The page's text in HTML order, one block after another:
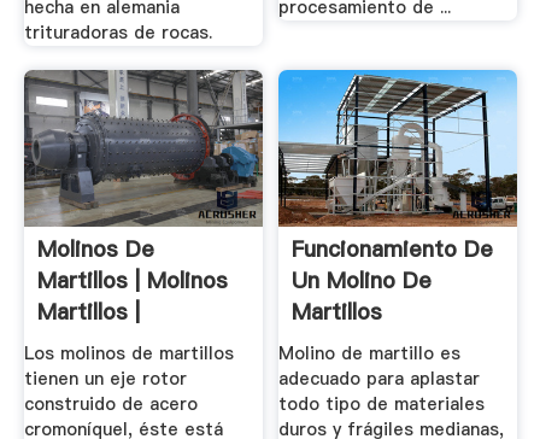
hecha en alemania
trituradoras de rocas.
procesamiento de ...
Molinos De
Martillos | Molinos
Martillos |
Quebradoras De ...
Los molinos de martillos
tienen un eje rotor
construido de acero
cromoníquel, éste está
Funcionamiento De
Un Molino De
Martillos
Molino de martillo es
adecuado para aplastar
todo tipo de materiales
duros y frágiles medianas,